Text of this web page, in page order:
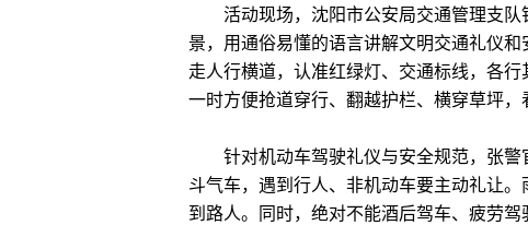
活动现场，沈阳市公安局交通管理支队
景，用通俗易懂的语言讲解文明交通礼仪
走人行横道，认准红绿灯、交通标线，各
一时方便抢道穿行、翻越护栏、横穿草坪，
针对机动车驾驶礼仪与安全规范，张警
斗气车，遇到行人、非机动车要主动礼让
到路人。同时，绝对不能酒后驾车、疲劳驾